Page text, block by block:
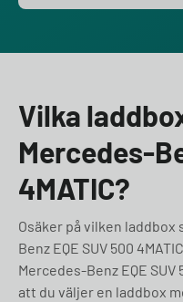
Vilka
Mercedes-
4MATIC?
Osäker på vilken
Benz EQE SUV 500
Mercedes-Benz EQE
att du väljer en laddbox